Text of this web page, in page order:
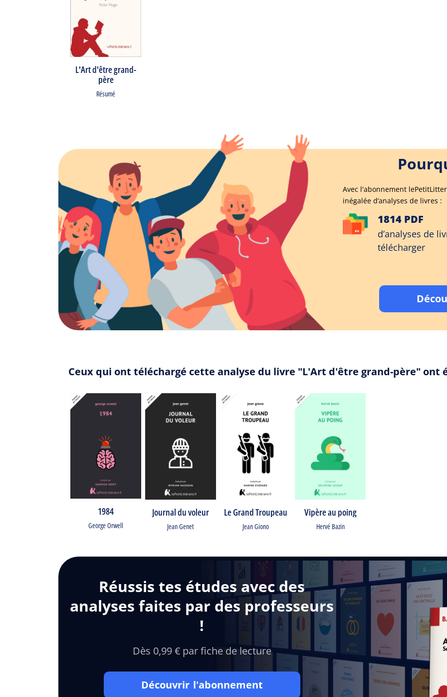
L'Art d'être grand-
père
Résumé
Avec l'abonnement
inégalée d’analyses de livres :
1814 PDF
d’analyses de
télécharger
Ceux qui ont téléchargé cette analyse du livre "L'Art d'être grand-père" ont
1984
George Orwell
Journal du voleur
Jean Genet
Le Grand Troupeau
Jean Giono
Vipère au poing
Hervé Bazin
Réussis tes études avec des
analyses faites par des professeurs
!
Dès 0,99 € par fiche de lecture
Découvrir l'abonnement